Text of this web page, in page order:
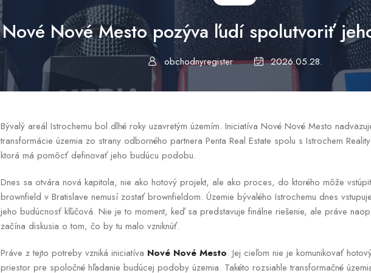
Nové Nové Mesto pozýva ľudí spolutvoriť
obchodnyregister 2026.05.28.
Bývalý areál Istrochemu bol dlhé roky uzavretým územím. Iniciatíva Nové Nové Mesto
transformácie územia zo strany odborného partnera Penta Real Estate spolu s Istrochem
ktorá má pomôcť definovať jeho budúcu podobu.
Dnes sa otvára nová kapitola, nie ako hotový projekt, ale ako proces, do ktorého môže
brownfield v Bratislave nemusí zostať brownfieldom. Územie bývalého Istrochemu dnes
jeho budúcnosť kľúčová. Nie je to moment, keď sa predstavuje finálne riešenie, ale práve
začína diskusia o tom, čo by tu malo vzniknúť.
Práve z tejto potreby vzniká iniciatíva Nové Nové Mesto. Jej cieľom nie je komunikovať
priestor pre spoločné hľadanie budúcej podoby územia. Takéto rozsiahle transformačné